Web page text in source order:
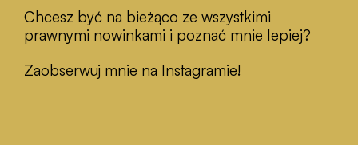
Chcesz być na bieżąco ze wszystkimi
prawnymi nowinkami i poznać mnie lepiej?
Zaobserwuj mnie na Instagramie!